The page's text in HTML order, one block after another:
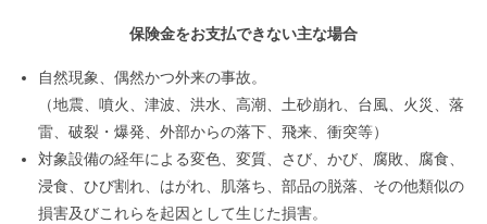
保険金をお支払できない主な場合
自然現象、偶然かつ外来の事故。
（地震、噴火、津波、洪水、高潮、土砂崩れ、台風、火災、落
雷、破裂・爆発、外部からの落下、飛来、衝突等）
対象設備の経年による変色、変質、さび、かび、腐敗、腐食、
浸食、ひび割れ、はがれ、肌落ち、部品の脱落、その他類似の
損害及びこれらを起因として生じた損害。